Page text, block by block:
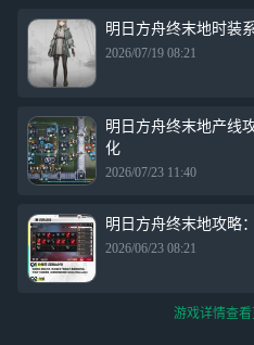
明日方舟终末地时装
2026/07/19 08:21
明日方舟终末地产线
化
2026/07/23 11:40
明日方舟终末地攻略
2026/06/23 08:21
游戏详情查